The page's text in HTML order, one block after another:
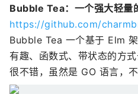
Bubble Tea：一个强大轻量
https://github.com/
Bubble Tea 一个基于 Elm
有趣、函数式、带状态的方
很不错，虽然是 GO 语言，